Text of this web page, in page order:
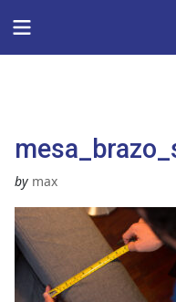
Menu
by max